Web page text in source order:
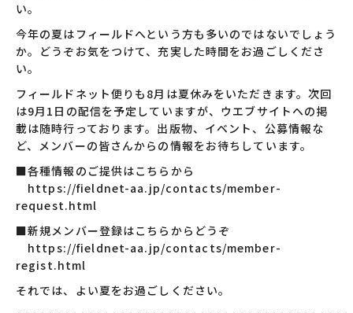
い。
今年の夏はフィールドへという方も多いのではないでしょう
か。どうぞお気をつけて、充実した時間をお過ごしくださ
い。
フィールドネット便りも8月は夏休みをいただきます。次回
は9月1日の配信を予定していますが、ウエブサイトへの掲
載は随時行っております。出版物、イベント、公募情報な
ど、メンバーの皆さんからの情報をお待ちしています。
■各種情報のご提供はこちらから
https://fieldnet-aa.jp/contacts/member-
request.html
■新規メンバー登録はこちらからどうぞ
https://fieldnet-aa.jp/contacts/member-
regist.html
それでは、よい夏をお過ごしください。